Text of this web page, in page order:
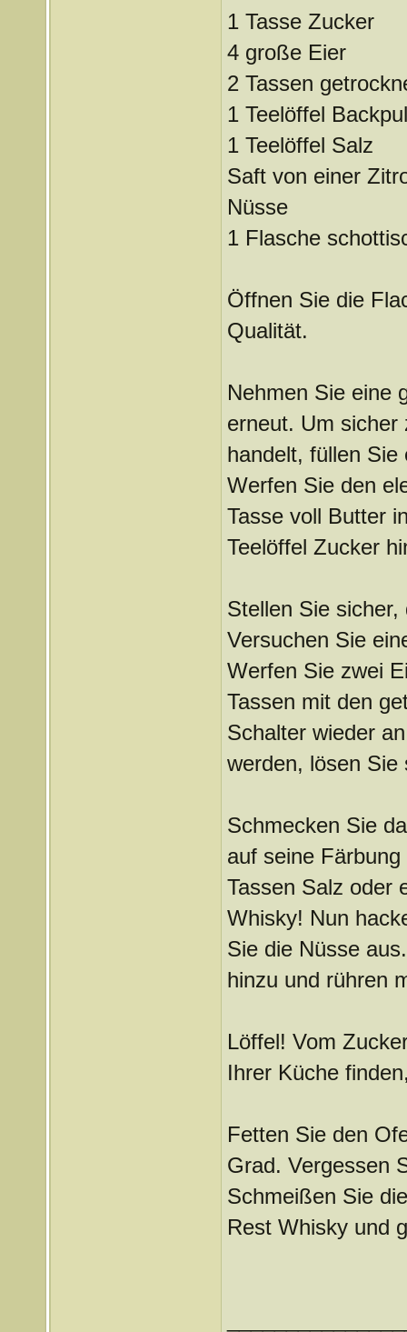
1 Tasse Zucker
4 große Eier
2 Tassen
1 Teelöffel
1 Teelöffel Salz
Saft von einer
Nüsse
1 Flasche
Öffnen Sie die
Qualität.
Nehmen Sie eine
erneut. Um
handelt, füllen Sie
Werfen Sie den
Tasse voll Butter
Teelöffel Zucker
Stellen Sie
Versuchen Sie
Werfen Sie zwei
Tassen mit den
Schalter wieder
werden, lösen Sie
Schmecken Sie
auf seine
Tassen Salz oder
Whisky! Nun
Sie die Nüsse
hinzu und rühren
Löffel! Vom
Ihrer Küche
Fetten Sie den
Grad. Vergessen
Schmeißen Sie
Rest Whisky und